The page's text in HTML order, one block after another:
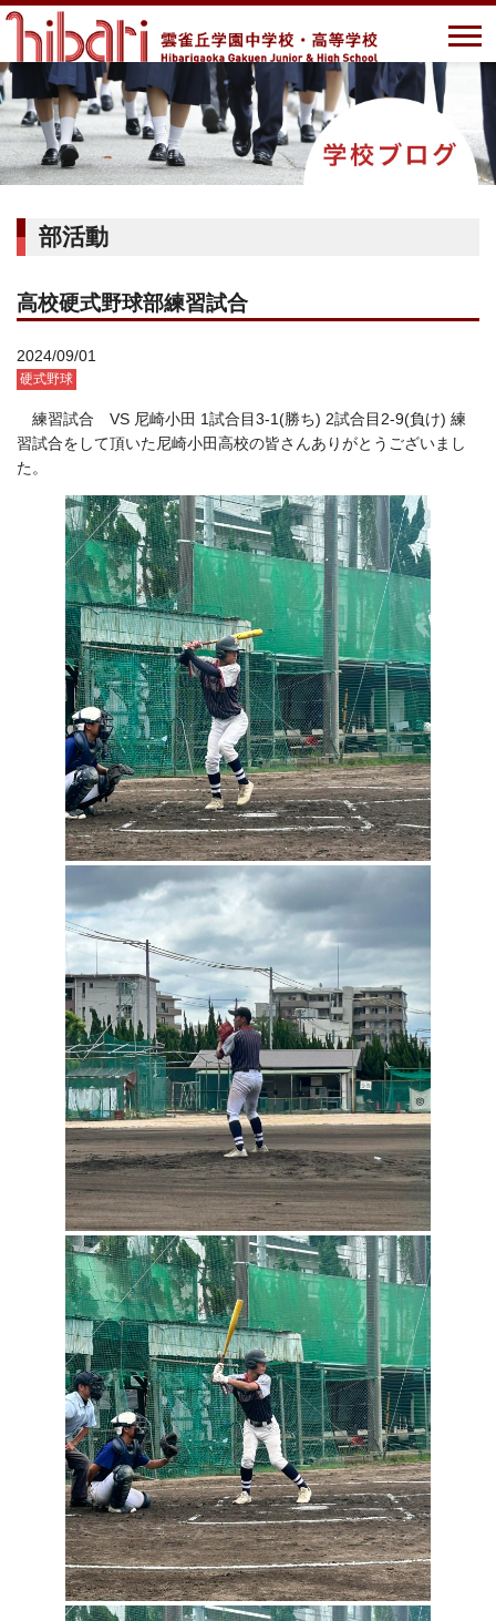
部活動
高校硬式野球部練習試合
2024/09/01
硬式野球
練習試合 VS 尼崎小田 1試合目3-1(勝ち) 2試合目2-9(負け) 練
習試合をして頂いた尼崎小田高校の皆さんありがとうございまし
た。